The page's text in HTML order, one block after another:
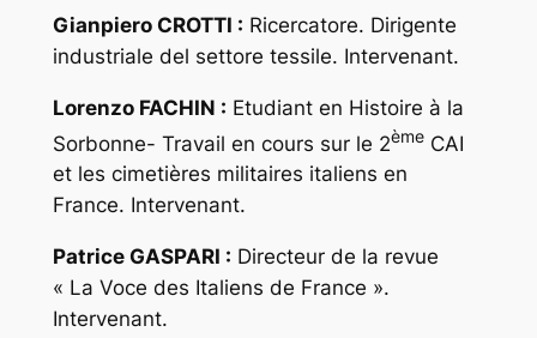
Gianpiero CROTTI : Ricercatore. Dirigente
industriale del settore tessile. Intervenant.
Lorenzo FACHIN : Etudiant en Histoire à la
Sorbonne- Travail en cours sur le 2èmeCAI
et les cimetières militaires italiens en
France. Intervenant.
Patrice GASPARI : Directeur de la revue
« La Voce des Italiens de France ».
Intervenant.